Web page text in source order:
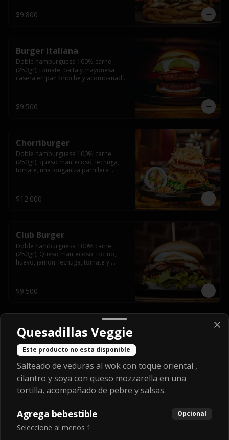
fritas.
$9.800
Burger italiana
Doble hamburguesa 100% carne
(250gr), tomate, palta y mayonesa
casera en pan brioche y acompañado
$9.500
Chorriburger
Doble hamburguesa 100% carne
(250gr), queso mantecoso, lechuga,
tomate, una longaniza parrillera
papas fritas.
$12.000
Club Burger
Doble hamburguesa 100% carne
(250gr), Queso mantecoso, tocino,
huevo, jamon, lechuga, tomate y
$9.500
Veggie Burger
Hamburguesa vegetariana de
garbanzo apanada y frita, con mix de
hojas verdes, tomate, mayo de
yogurth natural acompañado de
papas fritas.
$8.990
Fried Mozzarella
No va con pan, se reemplazan por dos
Quesadillas Veggie
Este producto no esta disponible
Salteado de veduras al wok con toque oriental ,
cilantro y soya con queso mozzarella en una
tortilla, acompañado de pebre y salsas.
Agrega bebestible Opcional
Seleccione al menos 1